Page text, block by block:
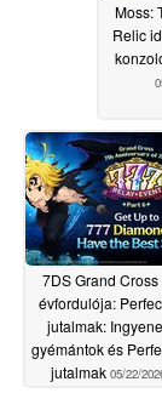
Moss:
Relic
7DS Grand Cross
évfordulója:
jutalmak:
gyémántok és
jutalmak 05/22/